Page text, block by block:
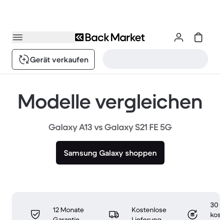
Gerät verkaufen
Modelle vergleichen
Galaxy A13 vs Galaxy S21 FE 5G
Samsung Galaxy shoppen
12 Monate
Kostenlose
30